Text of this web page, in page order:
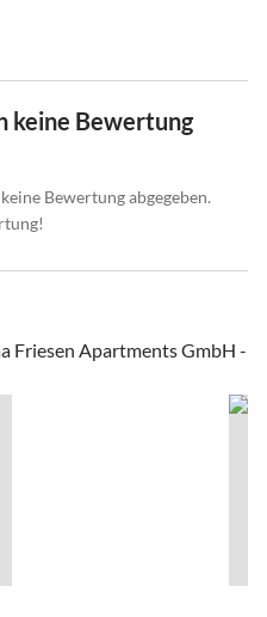
keine Bewertung
Bewertung abgegeben.
Friesen Apartments GmbH -